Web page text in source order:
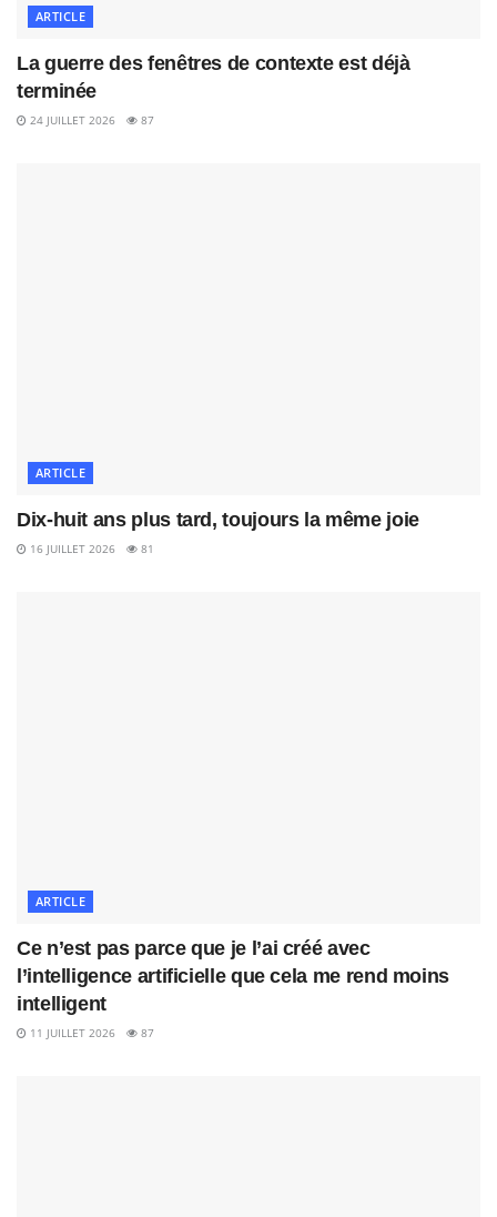
ARTICLE
La guerre des fenêtres de contexte est déjà
terminée
24 JUILLET 2026 87
ARTICLE
Dix-huit ans plus tard, toujours la même joie
16 JUILLET 2026 81
ARTICLE
Ce n’est pas parce que je l’ai créé avec
l’intelligence artificielle que cela me rend moins
intelligent
11 JUILLET 2026 87